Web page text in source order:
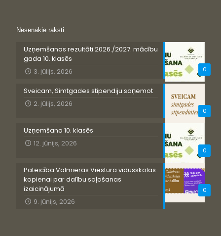
Nesenākie raksti
0
Uzņemšanas rezultāti 2026./2027. mācību
gada 10. klasēs
3. jūlijs, 2026
0
Sveicam, Simtgades stipendiju saņemot
2. jūlijs, 2026
0
Uzņemšana 10. klasēs
12. jūnijs, 2026
0
Pateicība Valmieras Viestura vidusskolas
kopienai par dalību soļošanas
izaicinājumā
9. jūnijs, 2026